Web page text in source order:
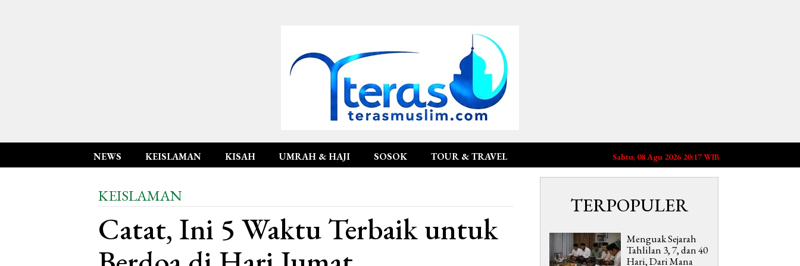
NEWS KEISLAMAN KISAH UMRAH & HAJI SOSOK TOUR & TRAVEL Sabtu, 08 Agu 2026 20:17 WIB
KEISLAMAN
Catat, Ini 5 Waktu Terbaik untuk
TERPOPULER
Menguak Sejarah
Tahlilan 3, 7, dan 40
Hari, Dari Mana